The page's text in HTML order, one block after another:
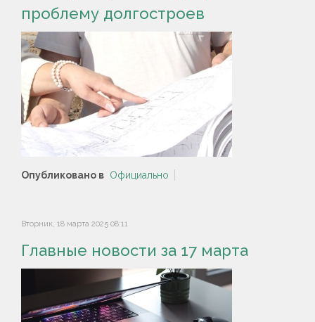
проблему долгостроев
Опубликовано в Официально
Вторник, 18 марта 2025 08:11
Главные новости за 17 марта